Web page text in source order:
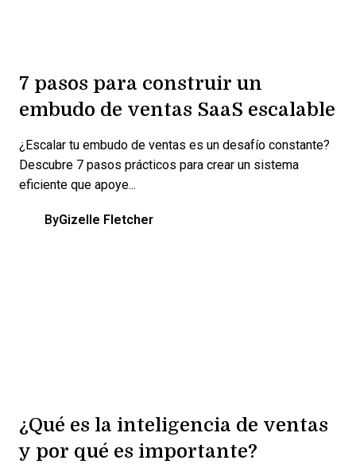
7 pasos para construir un
embudo de ventas SaaS escalable
¿Escalar tu embudo de ventas es un desafío constante?
Descubre 7 pasos prácticos para crear un sistema
eficiente que apoye...
ByGizelle Fletcher
¿Qué es la inteligencia de ventas
y por qué es importante?